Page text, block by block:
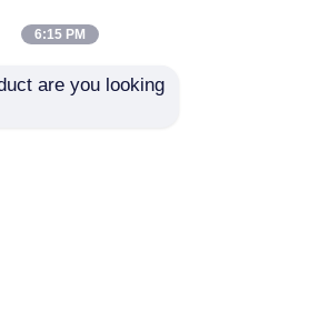
250kw
6:15 PM
are you looking